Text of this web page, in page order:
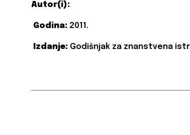
Autor(i):
Godina: 2011.
Izdanje: Godišnjak za znanstvena